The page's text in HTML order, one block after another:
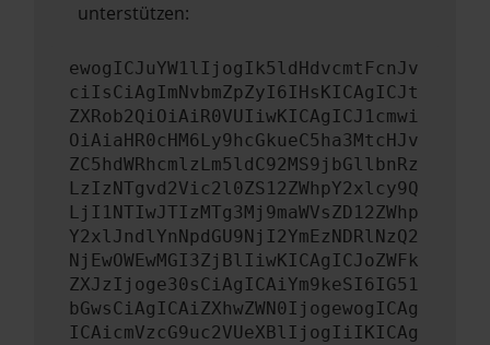
unterstützen:
ewogICJuYW1lIjogIk5ldHdvcmtFcnJv
ciIsCiAgImNvbmZpZyI6IHsKICAgICJt
ZXRob2QiOiAiR0VUIiwKICAgICJ1cmwi
OiAiaHR0cHM6Ly9hcGkueC5ha3MtcHJv
ZC5hdWRhcmlzLm5ldC92MS9jbGllbnRz
LzIzNTgvd2Vic2l0ZS12ZWhpY2xlcy9Q
LjI1NTIwJTIzMTg3Mj9maWVsZD12ZWhp
Y2xlJndlYnNpdGU9NjI2YmEzNDRlNzQ2
NjEwOWEwMGI3ZjBlIiwKICAgICJoZWFk
ZXJzIjoge30sCiAgICAiYm9keSI6IG51
bGwsCiAgICAiZXhwZWN0IjogewogICAg
ICAicmVzcG9uc2VUeXBlIjogIiIKICAg